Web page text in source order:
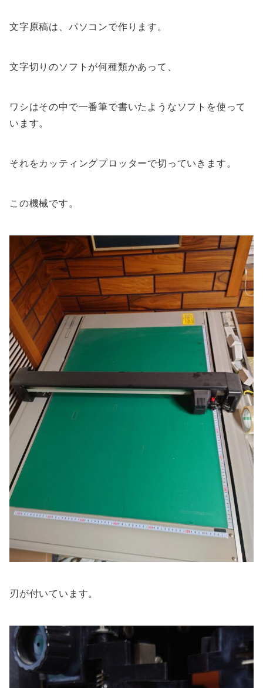
文字原稿は、パソコンで作ります。
文字切りのソフトが何種類かあって、
ワシはその中で一番筆で書いたようなソフトを使って
います。
それをカッティングプロッターで切っていきます。
この機械です。
刃が付いています。